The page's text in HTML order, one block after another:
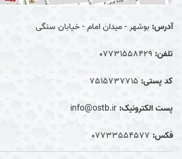
آدرس: بوشهر - میدان امام - خیابان سنگی
تلفن: 07731558429
کد پستی: 7515737715
پست الکترونیک: info@ostb.ir
فکس: 07733554577